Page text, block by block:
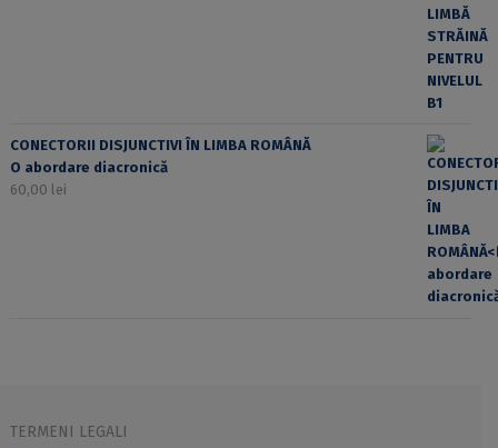
CONECTORII DISJUNCTIVI ÎN LIMBA ROMÂNĂ
O abordare diacronică
60,00 lei
TERMENI LEGALI